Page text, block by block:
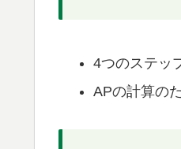
4つのステッ
APの計算の